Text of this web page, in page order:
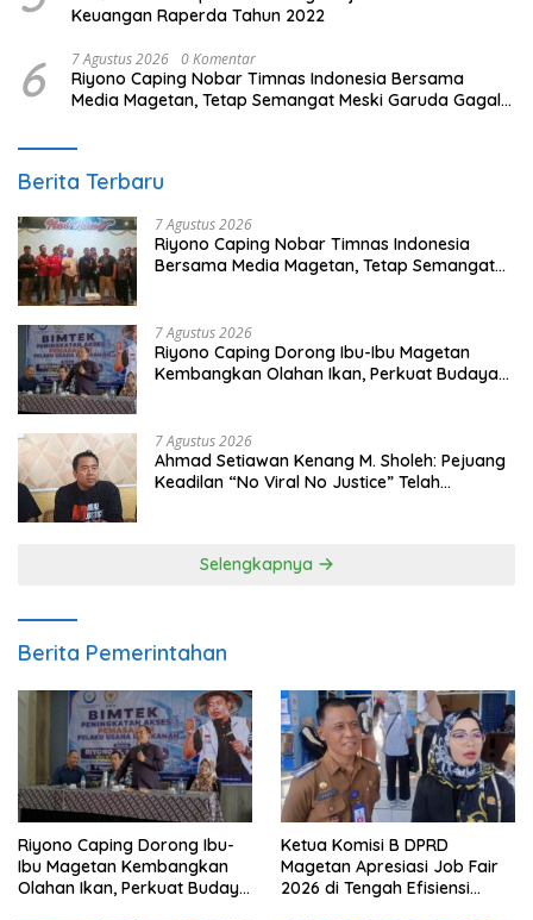
Keuangan Raperda Tahun 2022
6 7 Agustus 2026 0 Komentar
Riyono Caping Nobar Timnas Indonesia Bersama
Media Magetan, Tetap Semangat Meski Garuda Gagal
Berita Terbaru
7 Agustus 2026
Riyono Caping Nobar Timnas Indonesia
Bersama Media Magetan, Tetap Semangat
7 Agustus 2026
Riyono Caping Dorong Ibu-Ibu Magetan
Kembangkan Olahan Ikan, Perkuat Budaya
7 Agustus 2026
Ahmad Setiawan Kenang M. Sholeh: Pejuang
Keadilan “No Viral No Justice” Telah
Selengkapnya
Berita Pemerintahan
Riyono Caping Dorong Ibu-
Ibu Magetan Kembangkan
Olahan Ikan, Perkuat Budaya
Ketua Komisi B DPRD
Magetan Apresiasi Job Fair
2026 di Tengah Efisiensi